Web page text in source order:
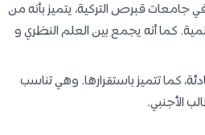
جامعات قبرص التركية، يتميز بأنه من
كما أنه يجمع بين العلم النظري و
كما تتميز باستقرارها. وهي تناسب
الأجنبي.